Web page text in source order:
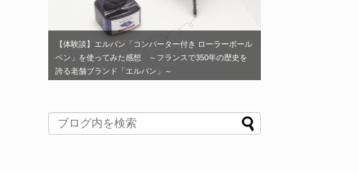
【体験談】エルバン「コンバーター付き ローラーボール
ペン」を使ってみた感想 ～フランスで350年の歴史を
誇る老舗ブランド「エルバン」～